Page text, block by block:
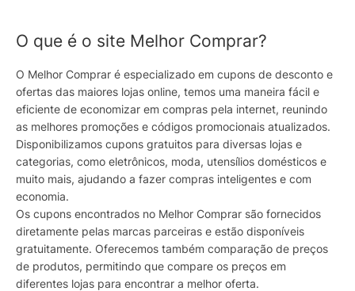
O que é o site Melhor Comprar?
O Melhor Comprar é especializado em cupons de desconto e
ofertas das maiores lojas online, temos uma maneira fácil e
eficiente de economizar em compras pela internet, reunindo
as melhores promoções e códigos promocionais atualizados.
Disponibilizamos cupons gratuitos para diversas lojas e
categorias, como eletrônicos, moda, utensílios domésticos e
muito mais, ajudando a fazer compras inteligentes e com
economia.
Os cupons encontrados no Melhor Comprar são fornecidos
diretamente pelas marcas parceiras e estão disponíveis
gratuitamente. Oferecemos também comparação de preços
de produtos, permitindo que compare os preços em
diferentes lojas para encontrar a melhor oferta.